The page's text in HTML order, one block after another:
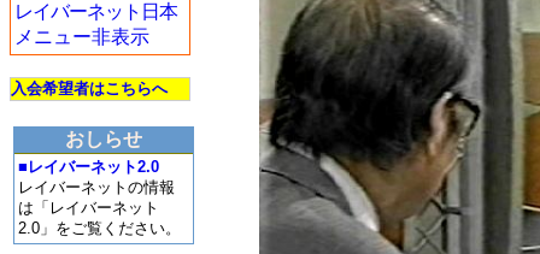
レイバーネット日本
メニュー非表示
入会希望者はこちらへ
おしらせ
■レイバーネット2.0
レイバーネットの情報
は「レイバーネット
2.0」をご覧ください。